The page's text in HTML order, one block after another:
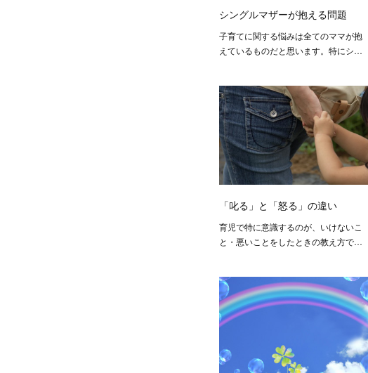
シングルマザーが抱える問題
子育てに関する悩みは全てのママが抱
えているものだと思います。特にシ…
「叱る」と「怒る」の違い
育児で特に意識するのが、いけないこ
と・悪いことをしたときの教え方で…